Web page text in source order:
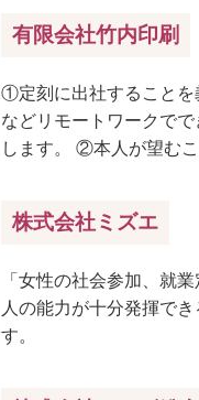
有限会社竹内印刷
①定刻に出社することを
などリモートワークで
します。 ②本人が望む
株式会社ミズエ
「女性の社会参加、就
人の能力が十分発揮で
す。